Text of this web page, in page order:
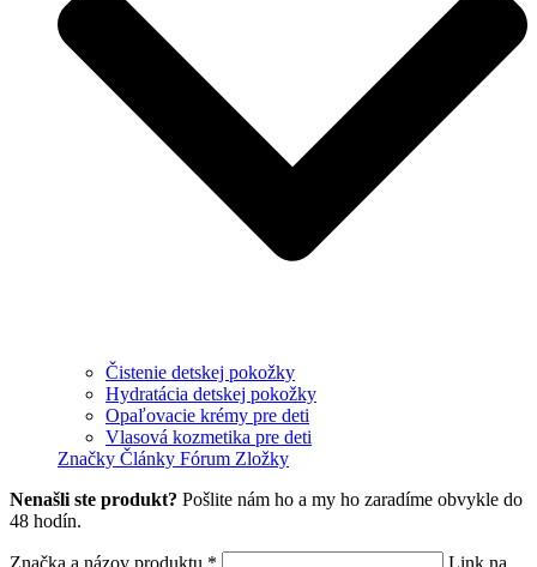
Čistenie detskej pokožky
Hydratácia detskej pokožky
Opaľovacie krémy pre deti
Vlasová kozmetika pre deti
Značky Články Fórum Zložky
Nenašli ste produkt? Pošlite nám ho a my ho zaradíme obvykle do
48 hodín.
Značka a názov produktu *
Link na